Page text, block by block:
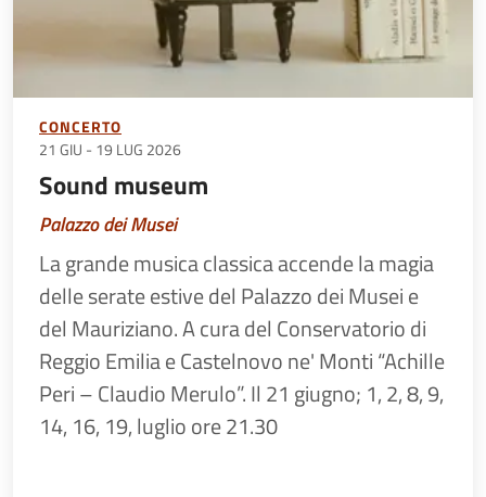
CONCERTO
21 GIU - 19 LUG 2026
Sound museum
Palazzo dei Musei
La grande musica classica accende la magia
delle serate estive del Palazzo dei Musei e
del Mauriziano. A cura del Conservatorio di
Reggio Emilia e Castelnovo ne' Monti “Achille
Peri – Claudio Merulo”. Il 21 giugno; 1, 2, 8, 9,
14, 16, 19, luglio ore 21.30